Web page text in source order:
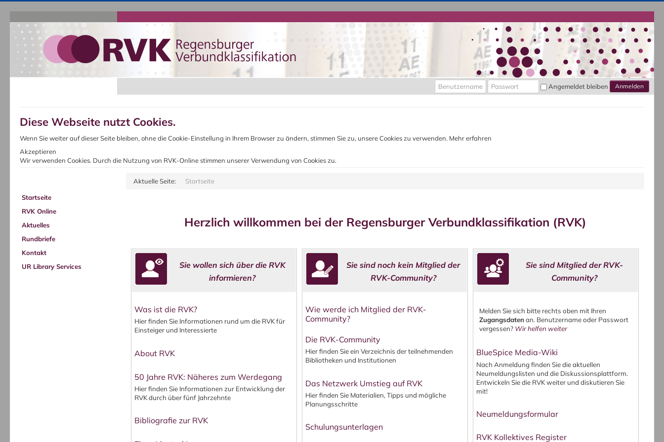
Benutzername Passwort Angemeldet bleiben Anmelden
Diese Webseite nutzt Cookies.
Wenn Sie weiter auf dieser Seite bleiben, ohne die Cookie-Einstellung in Ihrem Browser zu ändern, stimmen Sie zu, unsere Cookies zu verwenden. Mehr erfahren
Akzeptieren
Wir verwenden Cookies. Durch die Nutzung von RVK-Online stimmen unserer Verwendung von Cookies zu.
Startseite
RVK Online
Aktuelles
Rundbriefe
Kontakt
UR Library Services
Aktuelle Seite: Startseite
Herzlich willkommen bei der Regensburger Verbundklassifikation (RVK)
Sie wollen sich über die RVK
informieren?
Was ist die RVK?
Hier finden Sie Informationen rund um die RVKfür
Einsteiger und Interessierte
About RVK
50 Jahre RVK: Näheres zum Werdegang
Hier finden Sie Informationen zur Entwicklung der
RVK durch über fünf Jahrzehnte
Bibliografie zur RVK
Sie sind noch kein Mitglied der
RVK-Community?
Wie werde ich Mitglied der RVK-
Community?
Die RVK-Community
Hier finden Sie ein Verzeichnis der teilnehmenden
Bibliotheken und Institutionen
Das Netzwerk Umstieg auf RVK
Hier finden Sie Materialien, Tipps und mögliche
Planungsschritte
Schulungsunterlagen
Sie sind Mitglied der RVK-
Community?
Melden Sie sich bitte rechts oben mit Ihren
Zugangsdatenan. Benutzername oder Passwort
vergessen? Wir helfen weiter
BlueSpice Media-Wiki
Nach Anmeldung finden Sie die aktuellen
Neumeldungslisten und die Diskussionsplattform.
Entwickeln Sie die RVK weiter und diskutieren Sie
mit!
Neumeldungsformular
RVK Kollektives Register